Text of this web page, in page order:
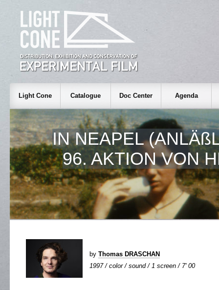
Light Cone Catalogue Doc Center Agenda
IN NEAPEL
96. AKTION VON
by Thomas DRASCHAN
1997 / color / sound / 1 screen / 7' 00